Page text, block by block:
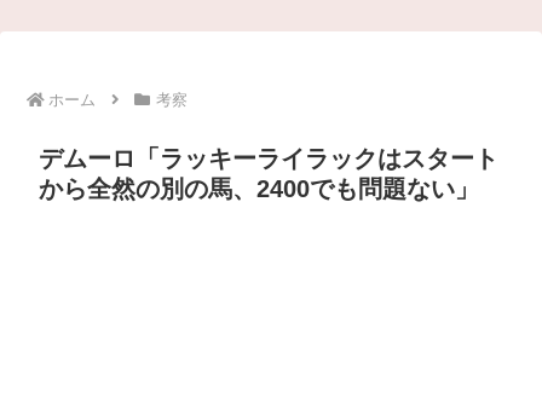
ホーム 考察
デムーロ「ラッキーライラックはスタート
から全然の別の馬、2400でも問題ない」